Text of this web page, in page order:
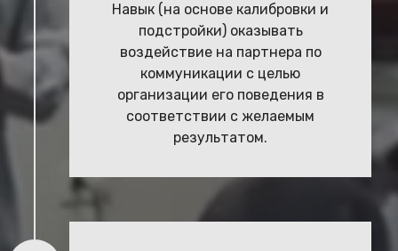
Навык (на основе калибровки и
подстройки) оказывать
воздействие на партнера по
коммуникации с целью
организации его поведения в
соответствии с желаемым
результатом.